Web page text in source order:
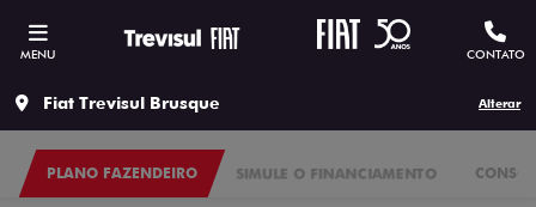
MENU CONTATO
Fiat Trevisul Brusque Alterar
SIMULE O FINANCIAMENTO
PLANO FAZENDEIRO